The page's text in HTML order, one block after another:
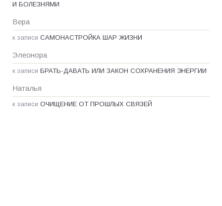
И БОЛЕЗНЯМИ
Вера
к записи САМОНАСТРОЙКА ШАР ЖИЗНИ
Элеонора
к записи БРАТЬ-ДАВАТЬ ИЛИ ЗАКОН СОХРАНЕНИЯ ЭНЕРГИИ
Наталья
к записи ОЧИЩЕНИЕ ОТ ПРОШЛЫХ СВЯЗЕЙ